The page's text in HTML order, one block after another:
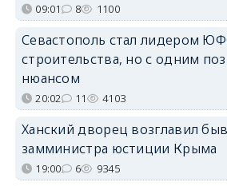
09:01 8 1100
Севастополь стал лидером
строительства, но с одним
нюансом
20:02 11 4103
Ханский дворец возглавил
замминистра юстиции Крыма
19:00 6 9345